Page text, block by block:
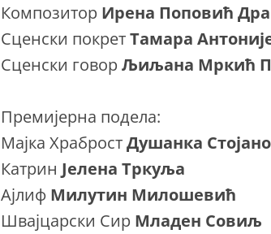
Композитор Ирена Поповић
Сценски покретТамара
Сценски говор Љиљана Мркић
Премијерна подела:
Мајка ХрабростДушанка
Катрин Јелена Тркуља
Ајлиф Милутин Милошевић
Швајцарски Сир Младен Совиљ